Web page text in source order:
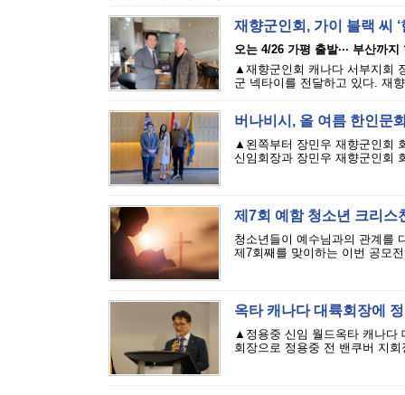
재향군인회, 가이 블랙 씨
오는 4/26 가평 출발··· 부산까
▲재향군인회 캐나다 서부지회
군 넥타이를 전달하고 있다. 재
버나비시, 올 여름 한인문
▲왼쪽부터 장민우 재향군인회
신임회장과 장민우 재향군인회
제7회 예함 청소년 크리스
청소년들이 예수님과의 관계를
제7회째를 맞이하는 이번 공모
옥타 캐나다 대륙회장에
▲정용중 신임 월드옥타 캐나다
회장으로 정용중 전 밴쿠버 지